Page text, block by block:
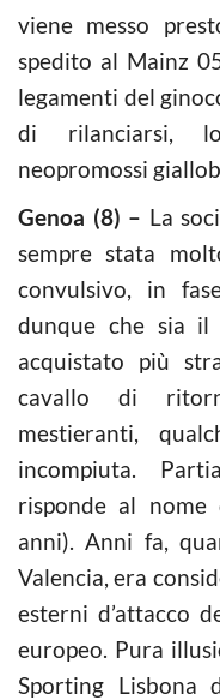
viene messo
spedito al Mainz
legamenti del
di rilanciarsi,
neopromossi
Genoa (8) – La
sempre stata
convulsivo, in
dunque che sia
acquistato più
cavallo di
mestieranti,
incompiuta.
risponde al nome
anni). Anni fa,
Valencia, era
esterni d’attacco
europeo. Pura
Sporting Lisbona